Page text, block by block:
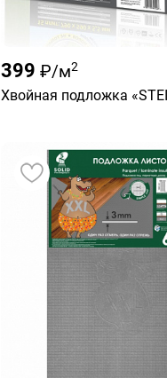
399 ₽/м2
Хвойная подложка